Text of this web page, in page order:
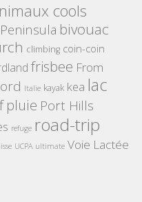
cools
bivouac
climbing coin-coin
frisbee From
Italie kayak kea lac
pluie Port Hills
refuge road-trip
UCPA ultimate Voie Lactée